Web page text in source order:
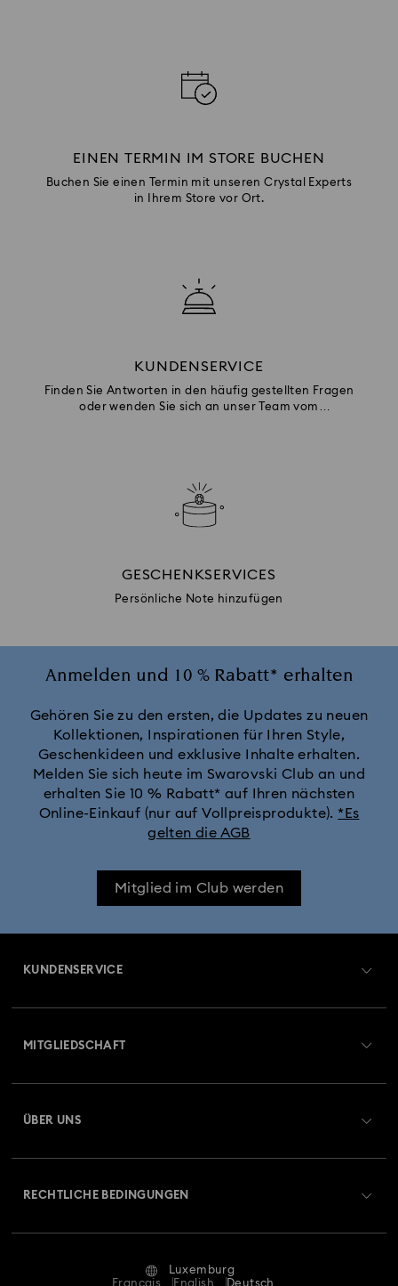
EINEN TERMIN IM STORE BUCHEN
Buchen Sie einen Termin mit unseren Crystal Experts
in Ihrem Store vor Ort.
KUNDENSERVICE
Finden Sie Antworten in den häufig gestellten Fragen
oder wenden Sie sich an unser Team vom
GESCHENKSERVICES
Persönliche Note hinzufügen
Anmelden und 10 % Rabatt* erhalten
Gehören Sie zu den ersten, die Updates zu neuen
Kollektionen, Inspirationen für Ihren Style,
Geschenkideen und exklusive Inhalte erhalten.
Melden Sie sich heute im Swarovski Club an und
erhalten Sie 10 % Rabatt* auf Ihren nächsten
Online-Einkauf (nur auf Vollpreisprodukte). *Es
gelten die AGB
Mitglied im Club werden
KUNDENSERVICE
Retouren und Umtausch
Reparaturstatus
MITGLIEDSCHAFT
ÜBER UNS
RECHTLICHE BEDINGUNGEN
Luxemburg